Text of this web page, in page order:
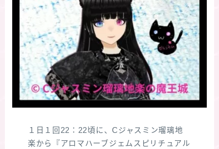
１日１回22：22頃に、Cジャスミン瑠璃地
楽から『アロマハーブジェムスピリチュアル